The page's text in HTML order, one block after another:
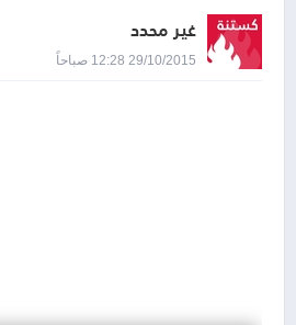
غير محدد
29/10/2015 12:28 صباحاً